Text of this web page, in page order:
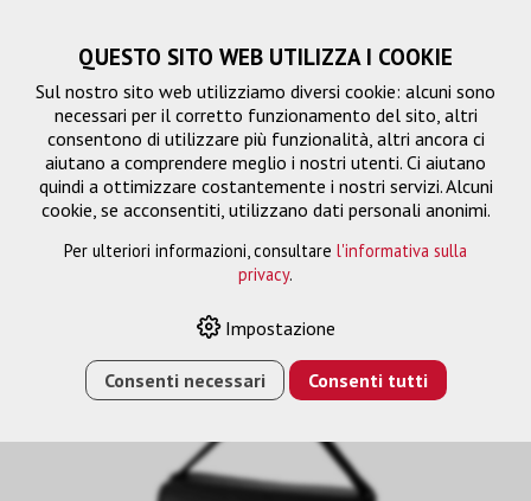
QUESTO SITO WEB UTILIZZA I COOKIE
Sul nostro sito web utilizziamo diversi cookie: alcuni sono
necessari per il corretto funzionamento del sito, altri
consentono di utilizzare più funzionalità, altri ancora ci
aiutano a comprendere meglio i nostri utenti. Ci aiutano
quindi a ottimizzare costantemente i nostri servizi. Alcuni
cookie, se acconsentiti, utilizzano dati personali anonimi.
Per ulteriori informazioni, consultare l'informativa sulla
privacy.
Impostazione
Consenti necessari Consenti tutti